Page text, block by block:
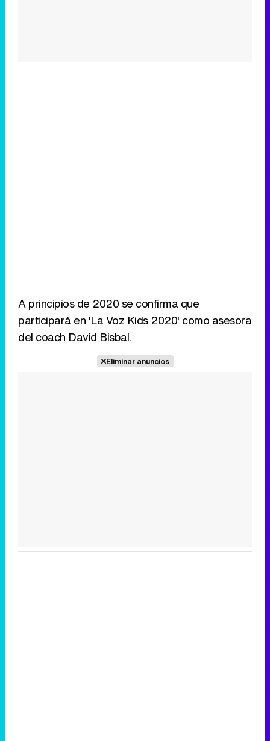
A principios de 2020 se confirma que
participará en 'La Voz Kids 2020' como asesora
del coach David Bisbal.
Eliminar anuncios